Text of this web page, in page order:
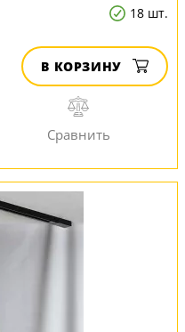
18 шт.
В КОРЗИНУ